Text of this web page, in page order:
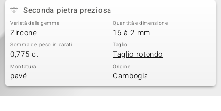
Seconda pietra preziosa
Varietà delle gemme
Zircone
Quantità e dimensione
16 à 2 mm
Somma del peso in carati
0,775 ct
Taglio
Taglio rotondo
Montatura
pavé
Origine
Cambogia